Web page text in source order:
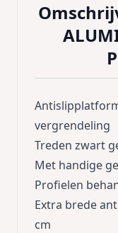
vergrendeling
Treden zwart
Met handige
Profielen
Extra brede
cm